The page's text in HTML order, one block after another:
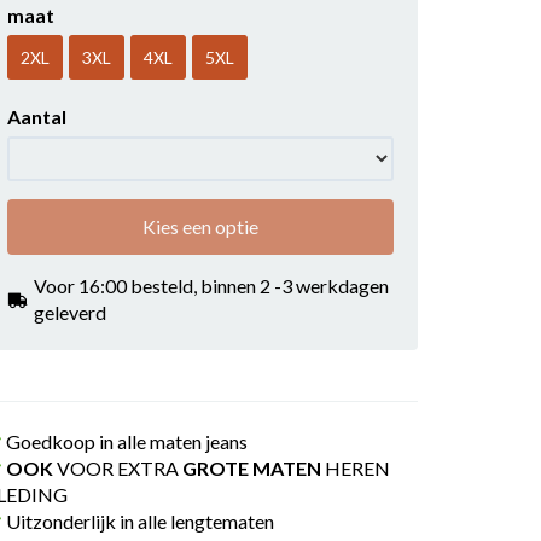
maat
2XL 3XL 4XL 5XL
Aantal
Kies een optie
Voor 16:00 besteld, binnen 2 -3 werkdagen
geleverd
Goedkoop in alle maten jeans
OOKVOOR EXTRA GROTE MATEN HEREN
Uitzonderlijk in alle lengtematen